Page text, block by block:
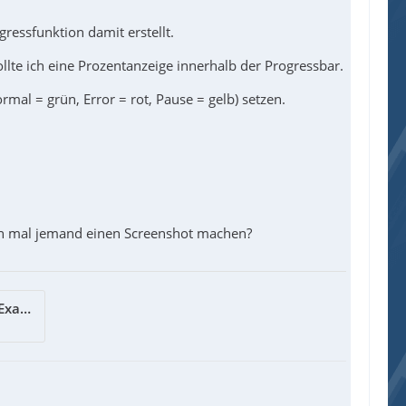
damit erstellt.
ich eine Prozentanzeige innerhalb der Progressbar.
= grün, Error = rot, Pause = gelb) setzen.
jemand einen Screenshot machen?
WinAPI_ThemeSetProgress_Example.au3